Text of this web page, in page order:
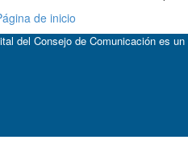
de inicio
del Consejo de Comunicación es